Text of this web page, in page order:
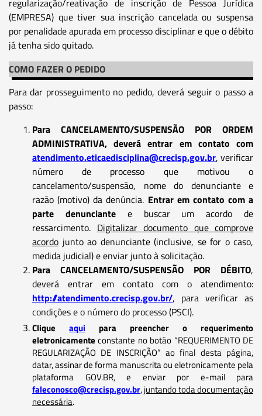
regularização/reativação de inscrição de Pessoa Jurídica
(EMPRESA) que tiver sua inscrição cancelada ou suspensa
por penalidade apurada em processo disciplinar e que o débito
já tenha sido quitado.
COMO FAZER O PEDIDO
Para dar prosseguimento no pedido, deverá seguir o passo a
passo:
Para CANCELAMENTO/SUSPENSÃO POR ORDEM
ADMINISTRATIVA, deverá entrar em contato com
atendimento.eticaedisciplina@crecisp.gov.br, verificar
número de processo que motivou o
cancelamento/suspensão, nome do denunciante e
razão (motivo) da denúncia. Entrar em contato com a
parte denunciantee buscar um acordo de
ressarcimento. Digitalizar documento que comprove
acordo junto ao denunciante (inclusive, se for o caso,
medida judicial) e enviar junto à solicitação.
Para CANCELAMENTO/SUSPENSÃO POR DÉBITO,
deverá entrar em contato com o atendimento:
http://atendimento.crecisp.gov.br/, para verificar as
condições e o número do processo (PSCI).
Clique aqui para preencher o requerimento
eletronicamenteconstante no botão “REQUERIMENTO DE
REGULARIZAÇÃO DE INSCRIÇÃO” ao final desta página,
datar, assinar de forma manuscrita ou eletronicamente pela
plataforma GOV.BR, e enviar por e-mail para
faleconosco@crecisp.gov.br,juntando toda documentação
necessária.